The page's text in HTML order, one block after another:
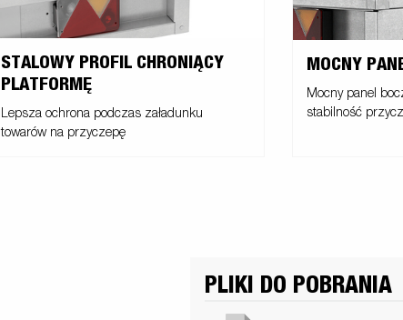
STALOWY PROFIL CHRONIĄCY
PLATFORMĘ
Lepsza ochrona podczas załadunku
towarów na przyczepę
MOCNY
Mocny panel
stabilność
PLIKI DO POBRANIA